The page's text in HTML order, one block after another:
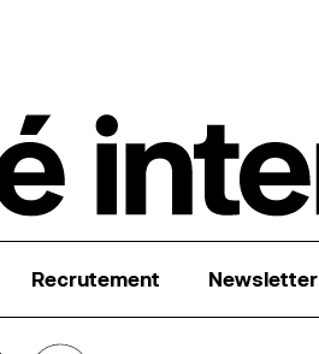
Recrutement Newsletter